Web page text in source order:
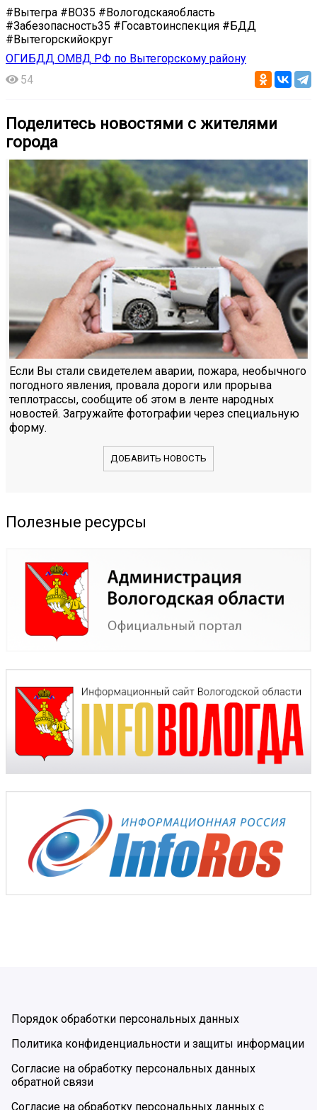
#Вытегра #ВО35 #Вологодскаяобласть
#Забезопасность35 #Госавтоинспекция #БДД
#Вытегорскийокруг
ОГИБДД ОМВД РФ по Вытегорскому району
54
Поделитесь новостями с жителями
города
Если Вы стали свидетелем аварии, пожара, необычного
погодного явления, провала дороги или прорыва
теплотрассы, сообщите об этом в ленте народных
новостей. Загружайте фотографии через специальную
форму.
ДОБАВИТЬ НОВОСТЬ
Полезные ресурсы
Порядок обработки персональных данных
Политика конфиденциальности и защиты информации
Согласие на обработку персональных данных
обратной связи
Согласие на обработку персональных данных с